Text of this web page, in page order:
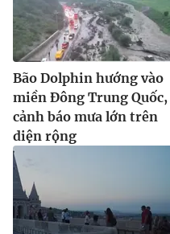
Bão Dolphin hướng vào
miền Đông Trung Quốc,
cảnh báo mưa lớn trên
diện rộng